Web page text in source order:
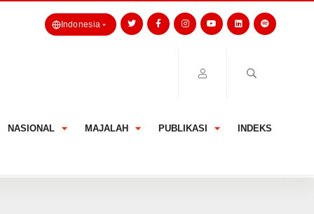
Indonesia
NASIONAL MAJALAH PUBLIKASI INDEKS